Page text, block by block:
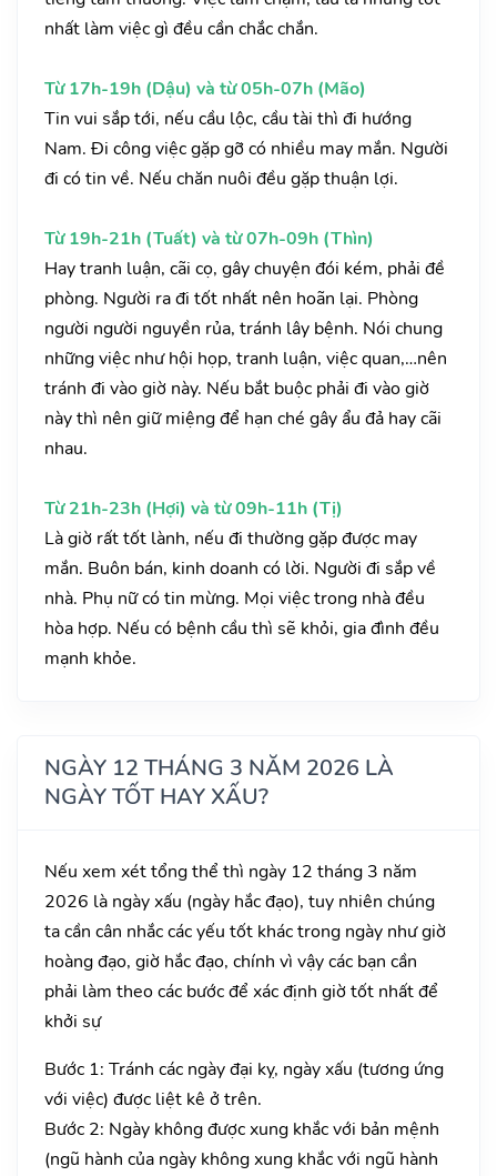
nhất làm việc gì đều cần chắc chắn.
Từ 17h-19h (Dậu) và từ 05h-07h (Mão)
Tin vui sắp tới, nếu cầu lộc, cầu tài thì đi hướng
Nam. Đi công việc gặp gỡ có nhiều may mắn. Người
đi có tin về. Nếu chăn nuôi đều gặp thuận lợi.
Từ 19h-21h (Tuất) và từ 07h-09h (Thìn)
Hay tranh luận, cãi cọ, gây chuyện đói kém, phải đề
phòng. Người ra đi tốt nhất nên hoãn lại. Phòng
người người nguyền rủa, tránh lây bệnh. Nói chung
những việc như hội họp, tranh luận, việc quan,…nên
tránh đi vào giờ này. Nếu bắt buộc phải đi vào giờ
này thì nên giữ miệng để hạn ché gây ẩu đả hay cãi
nhau.
Từ 21h-23h (Hợi) và từ 09h-11h (Tị)
Là giờ rất tốt lành, nếu đi thường gặp được may
mắn. Buôn bán, kinh doanh có lời. Người đi sắp về
nhà. Phụ nữ có tin mừng. Mọi việc trong nhà đều
hòa hợp. Nếu có bệnh cầu thì sẽ khỏi, gia đình đều
mạnh khỏe.
NGÀY 12 THÁNG 3 NĂM 2026 LÀ
NGÀY TỐT HAY XẤU?
Nếu xem xét tổng thể thì ngày 12 tháng 3 năm
2026 là ngày xấu (ngày hắc đạo), tuy nhiên chúng
ta cần cân nhắc các yếu tốt khác trong ngày như giờ
hoàng đạo, giờ hắc đạo, chính vì vậy các bạn cần
phải làm theo các bước để xác định giờ tốt nhất để
khởi sự
Bước 1: Tránh các ngày đại kỵ, ngày xấu (tương ứng
với việc) được liệt kê ở trên.
Bước 2: Ngày không được xung khắc với bản mệnh
(ngũ hành của ngày không xung khắc với ngũ hành